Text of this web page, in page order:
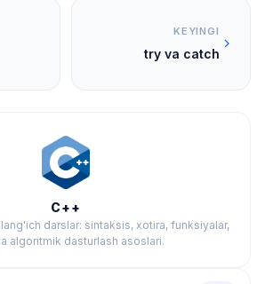
KEYINGI
try va catch
C++
darslar: sintaksis, xotira, funksiyalar,
algoritmik dasturlash asoslari.